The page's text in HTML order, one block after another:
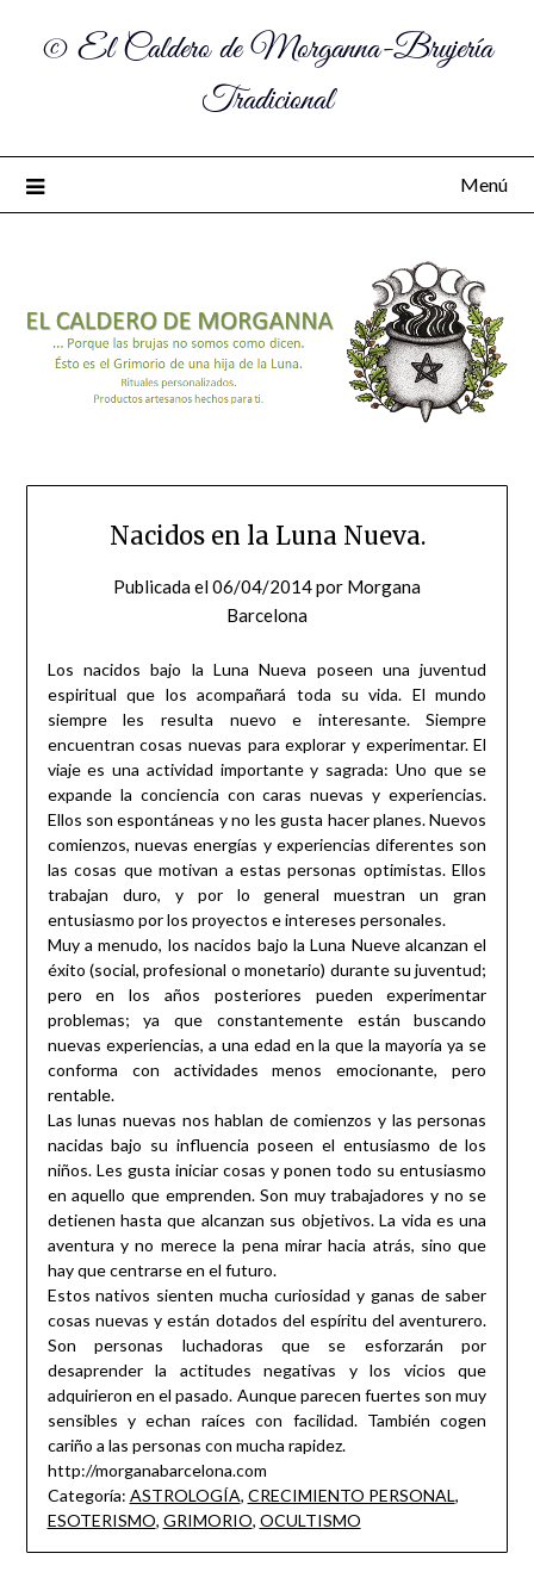
© El Caldero de Morganna-Brujería
Tradicional
Menú
Nacidos en la Luna Nueva.
Publicada el06/04/2014por Morgana
Barcelona
Los nacidos bajo la Luna Nueva poseen una juventud
espiritual que los acompañará toda su vida. El mundo
siempre les resulta nuevo e interesante. Siempre
encuentran cosas nuevas para explorar y experimentar. El
viaje es una actividad importante y sagrada: Uno que se
expande la conciencia con caras nuevas y experiencias.
Ellos son espontáneas y no les gusta hacer planes. Nuevos
comienzos, nuevas energías y experiencias diferentes son
las cosas que motivan a estas personas optimistas. Ellos
trabajan duro, y por lo general muestran un gran
entusiasmo por los proyectos e intereses personales.
Muy a menudo, los nacidos bajo la Luna Nueve alcanzan el
éxito (social, profesional o monetario) durante su juventud;
pero en los años posteriores pueden experimentar
problemas; ya que constantemente están buscando
nuevas experiencias, a una edad en la que la mayoría ya se
conforma con actividades menos emocionante, pero
rentable.
Las lunas nuevas nos hablan de comienzos y las personas
nacidas bajo su influencia poseen el entusiasmo de los
niños. Les gusta iniciar cosas y ponen todo su entusiasmo
en aquello que emprenden. Son muy trabajadores y no se
detienen hasta que alcanzan sus objetivos. La vida es una
aventura y no merece la pena mirar hacia atrás, sino que
hay que centrarse en el futuro.
Estos nativos sienten mucha curiosidad y ganas de saber
cosas nuevas y están dotados del espíritu del aventurero.
Son personas luchadoras que se esforzarán por
desaprender la actitudes negativas y los vicios que
adquirieron en el pasado. Aunque parecen fuertes son muy
sensibles y echan raíces con facilidad. También cogen
cariño a las personas con mucha rapidez.
http://morganabarcelona.com
Categoría: ASTROLOGÍA, CRECIMIENTO PERSONAL,
ESOTERISMO, GRIMORIO, OCULTISMO